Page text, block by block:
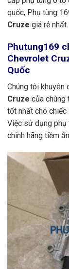
quốc, Phụ tùng
Cruze giá rẻ nhất.
Phutung169
Chevrolet
Quốc
Chúng tôi khuyên
Cruze của
tốt nhất cho chiếc
Việc sử dụng phụ
chính hãng tiềm